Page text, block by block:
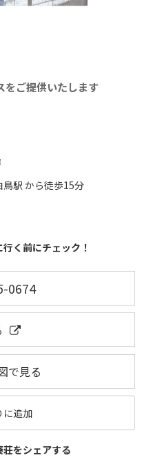
をご提供いたします
鳥駅 から徒歩15分
く前にチェック！
0674
で見る
に追加
をシェアする